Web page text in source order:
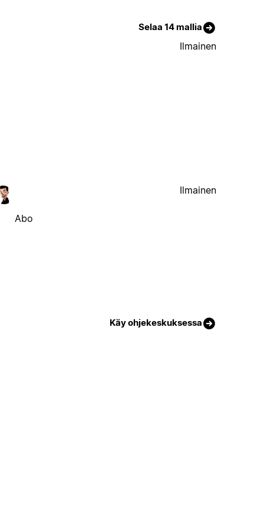
Selaa 14 mallia
Ilmainen
Abo
Ilmainen
Käy ohjekeskuksessa